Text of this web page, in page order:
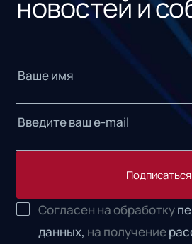
новостей и
Подписаться
Согласен на обработку
данных, на получение